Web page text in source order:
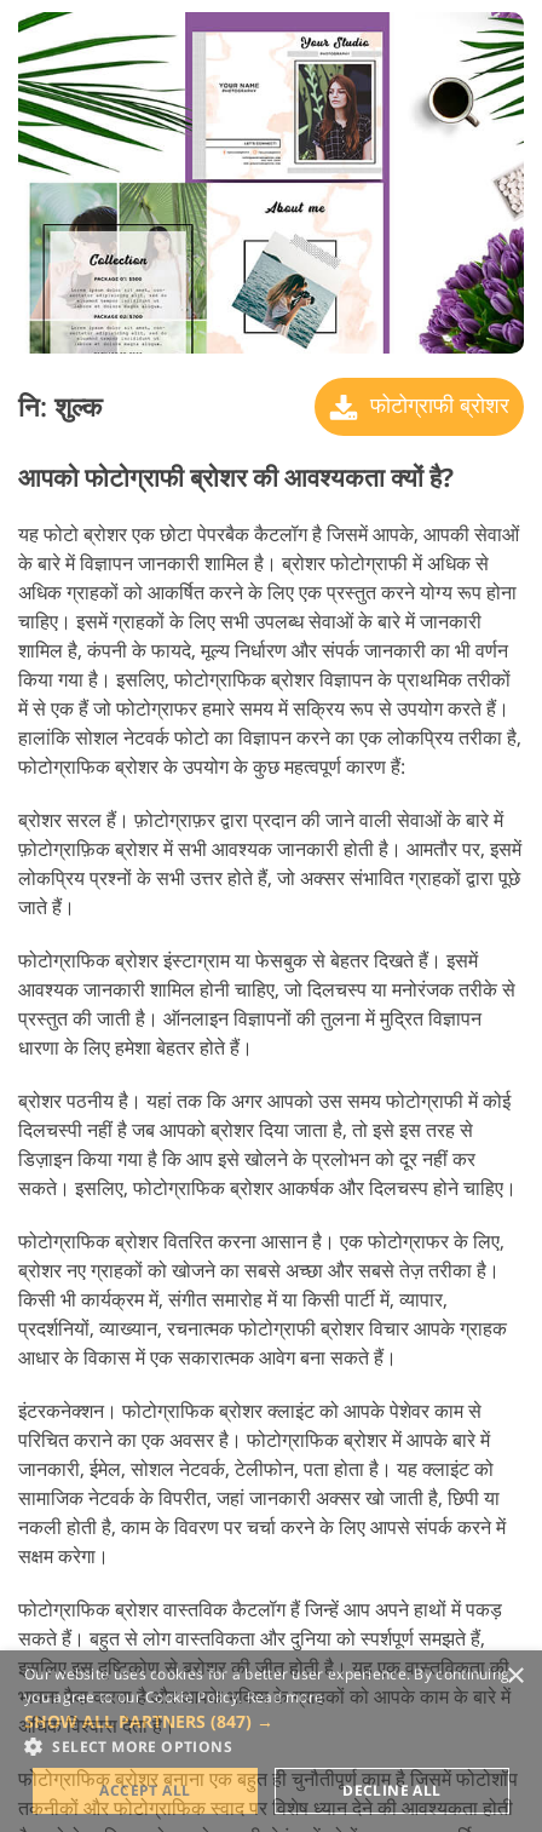
नि: शुल्क फोटोग्राफी ब्रोशर
आपको फोटोग्राफी ब्रोशर की आवश्यकता क्यों है?
यह फोटो ब्रोशर एक छोटा पेपरबैक कैटलॉग है जिसमें आपके, आपकी सेवाओं
के बारे में विज्ञापन जानकारी शामिल है। ब्रोशर फोटोग्राफी में अधिक से
अधिक ग्राहकों को आकर्षित करने के लिए एक प्रस्तुत करने योग्य रूप होना
चाहिए। इसमें ग्राहकों के लिए सभी उपलब्ध सेवाओं के बारे में जानकारी
शामिल है, कंपनी के फायदे, मूल्य निर्धारण और संपर्क जानकारी का भी वर्णन
किया गया है। इसलिए, फोटोग्राफिक ब्रोशर विज्ञापन के प्राथमिक तरीकों
में से एक हैं जो फोटोग्राफर हमारे समय में सक्रिय रूप से उपयोग करते हैं।
हालांकि सोशल नेटवर्क फोटो का विज्ञापन करने का एक लोकप्रिय तरीका है,
फोटोग्राफिक ब्रोशर के उपयोग के कुछ महत्वपूर्ण कारण हैं:
ब्रोशर सरल हैं। फ़ोटोग्राफ़र द्वारा प्रदान की जाने वाली सेवाओं के बारे में
फ़ोटोग्राफ़िक ब्रोशर में सभी आवश्यक जानकारी होती है। आमतौर पर, इसमें
लोकप्रिय प्रश्नों के सभी उत्तर होते हैं, जो अक्सर संभावित ग्राहकों द्वारा पूछे
जाते हैं।
फोटोग्राफिक ब्रोशर इंस्टाग्राम या फेसबुक से बेहतर दिखते हैं। इसमें
आवश्यक जानकारी शामिल होनी चाहिए, जो दिलचस्प या मनोरंजक तरीके से
प्रस्तुत की जाती है। ऑनलाइन विज्ञापनों की तुलना में मुद्रित विज्ञापन
धारणा के लिए हमेशा बेहतर होते हैं।
ब्रोशर पठनीय है। यहां तक कि अगर आपको उस समय फोटोग्राफी में कोई
दिलचस्पी नहीं है जब आपको ब्रोशर दिया जाता है, तो इसे इस तरह से
डिज़ाइन किया गया है कि आप इसे खोलने के प्रलोभन को दूर नहीं कर
सकते। इसलिए, फोटोग्राफिक ब्रोशर आकर्षक और दिलचस्प होने चाहिए।
फोटोग्राफिक ब्रोशर वितरित करना आसान है। एक फोटोग्राफर के लिए,
ब्रोशर नए ग्राहकों को खोजने का सबसे अच्छा और सबसे तेज़ तरीका है।
किसी भी कार्यक्रम में, संगीत समारोह में या किसी पार्टी में, व्यापार,
प्रदर्शनियों, व्याख्यान, रचनात्मक फोटोग्राफी ब्रोशर विचार आपके ग्राहक
आधार के विकास में एक सकारात्मक आवेग बना सकते हैं।
इंटरकनेक्शन। फोटोग्राफिक ब्रोशर क्लाइंट को आपके पेशेवर काम से
परिचित कराने का एक अवसर है। फोटोग्राफिक ब्रोशर में आपके बारे में
जानकारी, ईमेल, सोशल नेटवर्क, टेलीफोन, पता होता है। यह क्लाइंट को
सामाजिक नेटवर्क के विपरीत, जहां जानकारी अक्सर खो जाती है, छिपी या
नकली होती है, काम के विवरण पर चर्चा करने के लिए आपसे संपर्क करने में
सक्षम करेगा।
फोटोग्राफिक ब्रोशर वास्तविक कैटलॉग हैं जिन्हें आप अपने हाथों में पकड़
सकते हैं। बहुत से लोग वास्तविकता और दुनिया को स्पर्शपूर्ण समझते हैं,
इसलिए इस दृष्टिकोण से ब्रोशर की जीत होती है। यह एक वास्तविकता की
भावना पैदा करता है और आपके भविष्य के ग्राहकों को आपके काम के बारे में
अधिक विश्वास देता है।
फोटोग्राफिक ब्रोशर बनाना एक बहुत ही चुनौतीपूर्ण काम है जिसमें फोटोशॉप
तकनीकों और फोटोग्राफिक स्वाद पर विशेष ध्यान देने की आवश्यकता होती
×
Our website uses cookies for a better user experience. By continuing,
you agree to our Cookie Policy.Read more
SHOW ALL PARTNERS (847) →
SELECT MORE OPTIONS
ACCEPT ALL DECLINE ALL